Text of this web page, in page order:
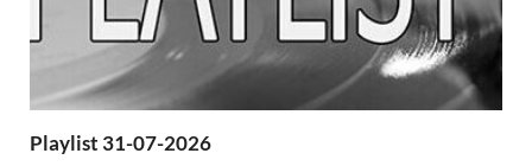
Playlist 31-07-2026